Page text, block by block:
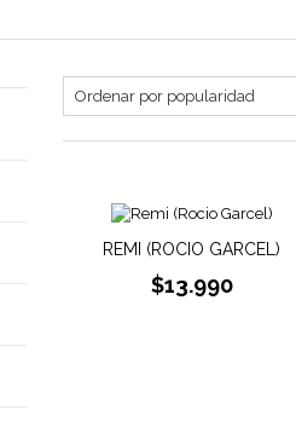
REMI (ROCIO GARCEL)
$13.990